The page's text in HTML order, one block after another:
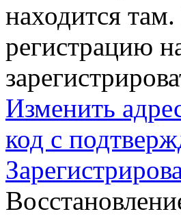
находится
регистрацию
Изменить
код с